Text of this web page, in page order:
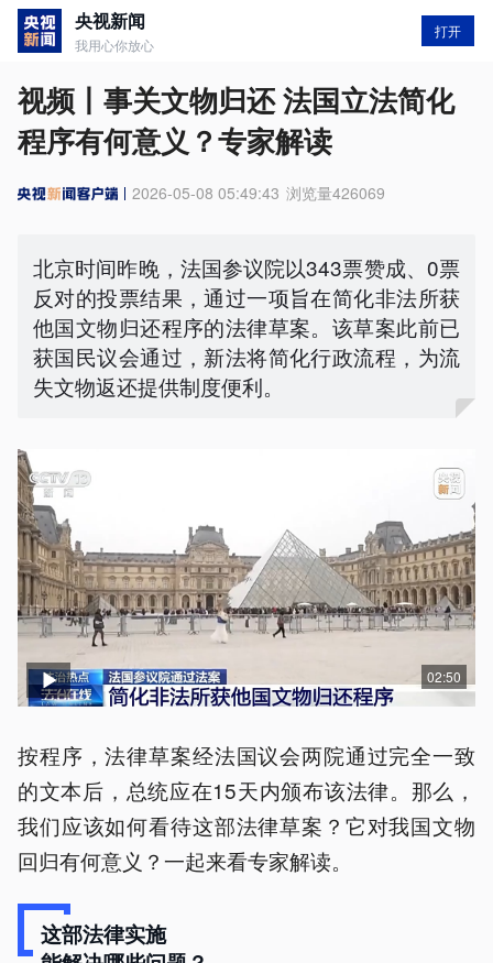
央视新闻
我用心你放心
打开
视频丨事关文物归还 法国立法简化
程序有何意义？专家解读
2026-05-08 05:49:43 浏览量426069
北京时间昨晚，法国参议院以343票赞成、0票
反对的投票结果，通过一项旨在简化非法所获
他国文物归还程序的法律草案。该草案此前已
获国民议会通过，新法将简化行政流程，为流
失文物返还提供制度便利。
02:50
按程序，法律草案经法国议会两院通过完全一致
的文本后，总统应在15天内颁布该法律。那么，
我们应该如何看待这部法律草案？它对我国文物
回归有何意义？一起来看专家解读。
这部法律实施